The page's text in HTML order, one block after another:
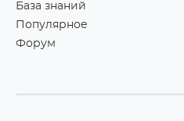
База знаний
Популярное
Форум